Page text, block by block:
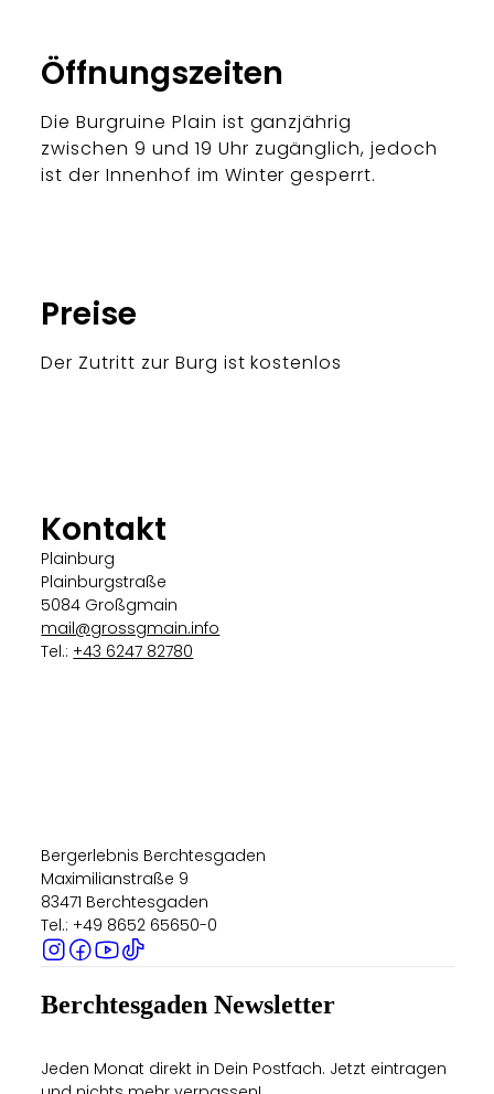
Öffnungszeiten
Die Burgruine Plain ist ganzjährig
zwischen 9 und 19 Uhr zugänglich, jedoch
ist der Innenhof im Winter gesperrt.
Preise
Der Zutritt zur Burg ist kostenlos
Kontakt
Plainburg
Plainburgstraße
5084 Großgmain
mail@grossgmain.info
Tel.:+43 6247 82780
Bergerlebnis Berchtesgaden
Maximilianstraße 9
83471 Berchtesgaden
Tel.: +49 8652 65650-0
Berchtesgaden Newsletter
Jeden Monat direkt in Dein Postfach. Jetzt eintragen